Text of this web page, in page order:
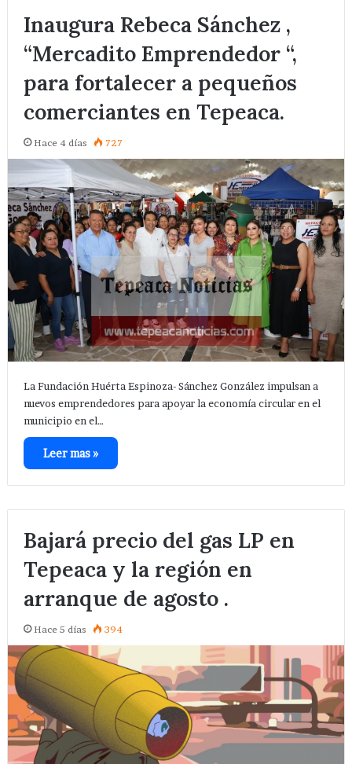
Inaugura Rebeca Sánchez ,
“Mercadito Emprendedor “,
para fortalecer a pequeños
comerciantes en Tepeaca.
Hace 4 días 727
La Fundación Huérta Espinoza- Sánchez González impulsan a
nuevos emprendedores para apoyar la economía circular en el
municipio en el…
Leer mas »
Bajará precio del gas LP en
Tepeaca y la región en
arranque de agosto .
Hace 5 días 394